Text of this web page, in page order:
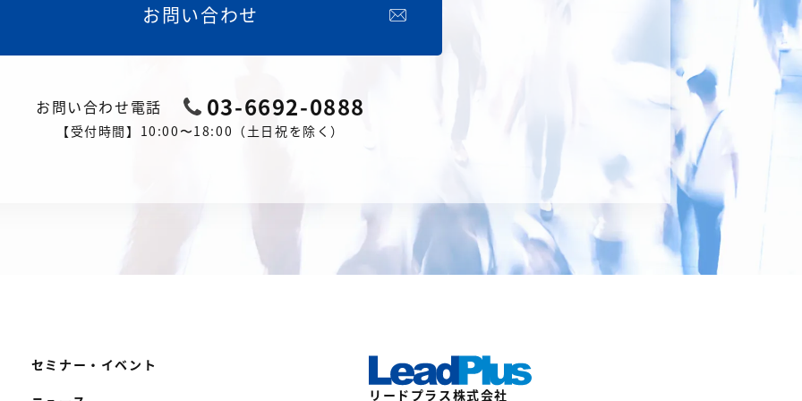
お問い合わせ
お問い合わせ電話 03-6692-0888
【受付時間】10:00〜18:00（土日祝を除く）
セミナー・イベント
リードプラス株式会社